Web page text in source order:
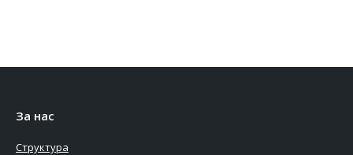
За нас
Структура